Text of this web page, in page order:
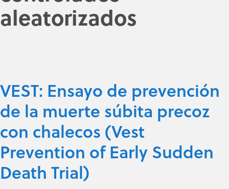
aleatorizados
VEST: Ensayo de prevención
de la muerte súbita precoz
con chalecos (Vest
Prevention of Early Sudden
Death Trial)